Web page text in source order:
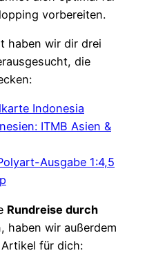
vorbereiten.
haben wir dir drei
die
Indonesia
ITMB Asien &
Ausgabe 1:4,5
Rundreise durch
haben wir außerdem
für dich: